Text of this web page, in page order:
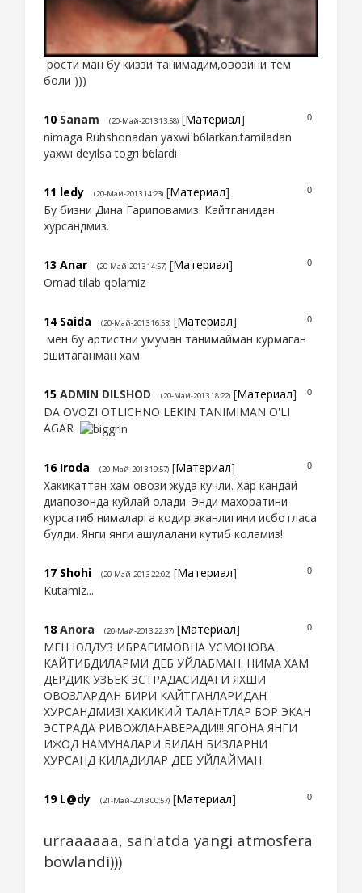
рости ман бу киззи танимадим,овозини тем
боли )))
0
10 Sanam (20-Май-2013 13:58) [Материал]
nimaga Ruhshonadan yaxwi b6larkan.tamiladan
yaxwi deyilsa togri b6lardi
0
11 ledy (20-Май-2013 14:23) [Материал]
Бу бизни Дина Гариповамиз. Кайтганидан
хурсандмиз.
0
13 Anar (20-Май-2013 14:57) [Материал]
Omad tilab qolamiz
0
14 Saida (20-Май-2013 16:53) [Материал]
мен бу артистни умуман танимайман курмаган
эшитаганман хам
0
15 ADMIN DILSHOD (20-Май-2013 18:22) [Материал]
DA OVOZI OTLICHNO LEKIN TANIMIMAN O'LI
AGAR
0
16 Iroda (20-Май-2013 19:57) [Материал]
Хакикаттан хам овози жуда кучли. Хар кандай
диапозонда куйлай олади. Энди махоратини
курсатиб нималарга кодир эканлигини исботласа
булди. Янги янги ашулалани кутиб коламиз!
0
17 Shohi (20-Май-2013 22:02) [Материал]
Kutamiz...
0
18 Anora (20-Май-2013 22:37) [Материал]
МЕН ЮЛДУЗ ИБРАГИМОВНА УСМОНОВА
КАЙТИБДИЛАРМИ ДЕБ УЙЛАБМАН. НИМА ХАМ
ДЕРДИК УЗБЕК ЭСТРАДАСИДАГИ ЯХШИ
ОВОЗЛАРДАН БИРИ КАЙТГАНЛАРИДАН
ХУРСАНДМИЗ! ХАКИКИЙ ТАЛАНТЛАР БОР ЭКАН
ЭСТРАДА РИВОЖЛАНАВЕРАДИ!!! ЯГОНА ЯНГИ
ИЖОД НАМУНАЛАРИ БИЛАН БИЗЛАРНИ
ХУРСАНД КИЛАДИЛАР ДЕБ УЙЛАЙМАН.
0
19 L@dy (21-Май-2013 00:57) [Материал]
urraaaaaa, san'atda yangi atmosfera
bowlandi)))